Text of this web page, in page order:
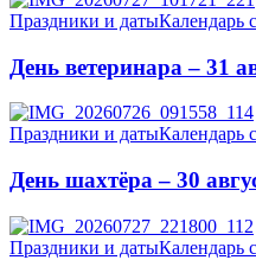
Праздники и датыКалендарь
День ветеринара – 31
Праздники и датыКалендарь
День шахтёра – 30
Праздники и датыКалендарь